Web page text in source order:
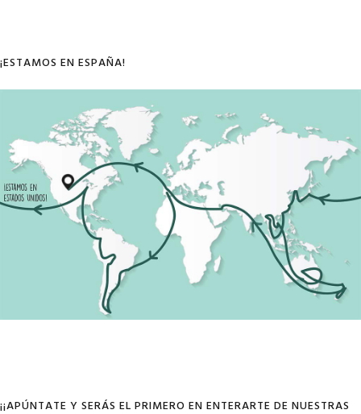
¡ESTAMOS EN ESPAÑA!
¡¡APÚNTATE Y SERÁS EL PRIMERO EN ENTERARTE DE NUESTRAS